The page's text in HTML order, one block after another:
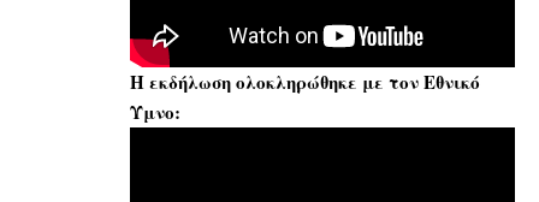
Η εκδήλωση ολοκληρώθηκε με τον Εθνικό
Ύμνο: